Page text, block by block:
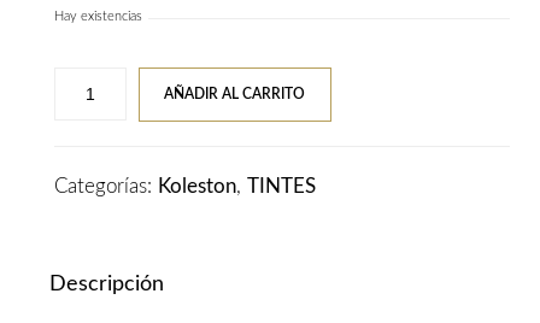
Hay existencias
PERFECT
AÑADIR AL CARRITO
Categorías: Koleston, TINTES
Descripción